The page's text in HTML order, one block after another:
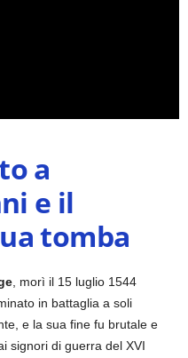
a
e il
tomba
, morì il 15 luglio 1544
in battaglia a soli
e la sua fine fu brutale e
signori di guerra del XVI